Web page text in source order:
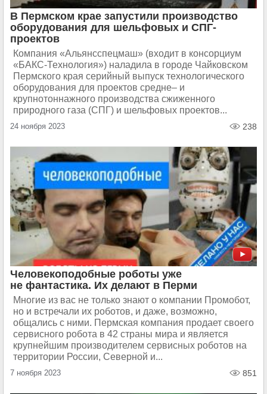
В Пермском крае запустили производство
оборудования для шельфовых и СПГ-
проектов
Компания «Альянсспецмаш» (входит в консорциум
«БАКС-Технология») наладила в городе Чайковском
Пермского края серийный выпуск технологического
оборудования для проектов средне– и
крупнотоннажного производства сжиженного
природного газа (СПГ) и шельфовых проектов...
24 ноября 2023 238
Человекоподобные роботы уже
не фантастика. Их делают в Перми
Многие из вас не только знают о компании Промобот,
но и встречали их роботов, и даже, возможно,
общались с ними. Пермская компания продает своего
сервисного робота в 42 страны мира и является
крупнейшим производителем сервисных роботов на
территории России, Северной и...
7 ноября 2023 851